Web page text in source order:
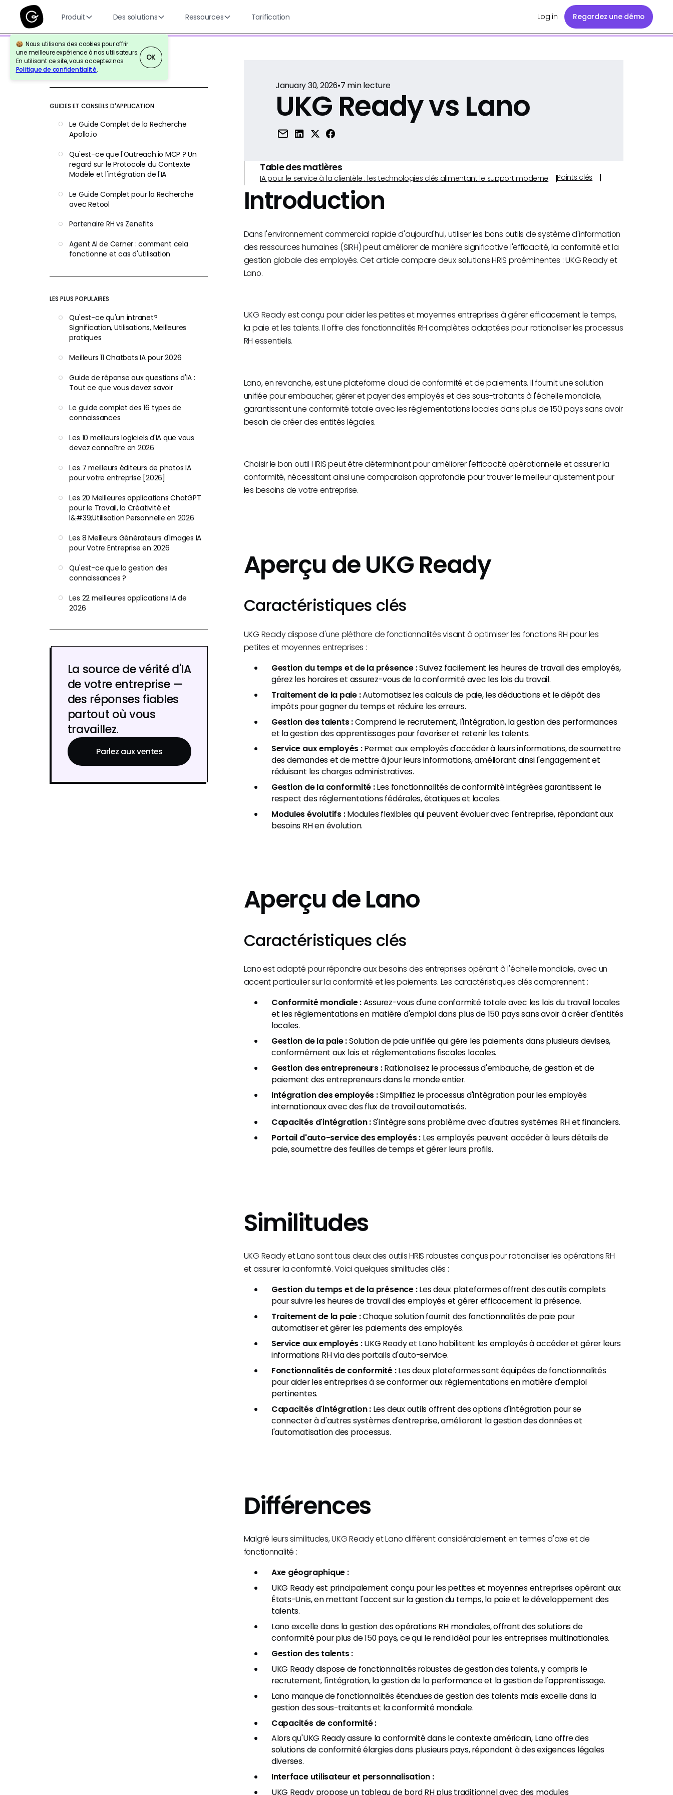
Produit Des solutions Ressources Tarification Log in Regardez une démo
Nous utilisons des cookies pour offrir
une meilleure expérience à nos utilisateurs.
En utilisant ce site, vous acceptez nos
Politique de confidentialité.
OK
Retour à la référence
GUIDES ET CONSEILS D'APPLICATION
Le Guide Complet de la Recherche
Apollo.io
Qu'est-ce que l'Outreach.io MCP ? Un
regard sur le Protocole du Contexte
Modèle et l'intégration de l'IA
Le Guide Complet pour la Recherche
avec Retool
Partenaire RH vs Zenefits
Agent AI de Cerner : comment cela
fonctionne et cas d'utilisation
LES PLUS POPULAIRES
Qu'est-ce qu'un intranet?
Signification, Utilisations, Meilleures
pratiques
Meilleurs 11 Chatbots IA pour 2026
Guide de réponse aux questions d'IA :
Tout ce que vous devez savoir
Le guide complet des 16 types de
connaissances
Les 10 meilleurs logiciels d'IA que vous
devez connaître en 2026
Les 7 meilleurs éditeurs de photos IA
pour votre entreprise [2026]
Les 20 Meilleures applications ChatGPT
pour le Travail, la Créativité et
l&#39;Utilisation Personnelle en 2026
Les 8 Meilleurs Générateurs d'Images IA
pour Votre Entreprise en 2026
Qu'est-ce que la gestion des
connaissances ?
Les 22 meilleures applications IA de
2026
La source de vérité d'IA
de votre entreprise —
des réponses fiables
partout où vous
travaillez.
Parlez aux ventes
January 30, 2026•7 min lecture
UKG Ready vs Lano
Table des matières
IA pour le service à la clientèle : les technologies clés alimentant le support moderne Points clés
Introduction
Dans l'environnement commercial rapide d'aujourd'hui, utiliser les bons outils de système d'information
des ressources humaines (SIRH) peut améliorer de manière significative l'efficacité, la conformité et la
gestion globale des employés. Cet article compare deux solutions HRIS proéminentes : UKG Ready et
Lano.
UKG Ready est conçu pour aider les petites et moyennes entreprises à gérer efficacement le temps,
la paie et les talents. Il offre des fonctionnalités RH complètes adaptées pour rationaliser les processus
RH essentiels.
Lano, en revanche, est une plateforme cloud de conformité et de paiements. Il fournit une solution
unifiée pour embaucher, gérer et payer des employés et des sous-traitants à l'échelle mondiale,
garantissant une conformité totale avec les réglementations locales dans plus de 150 pays sans avoir
besoin de créer des entités légales.
Choisir le bon outil HRIS peut être déterminant pour améliorer l'efficacité opérationnelle et assurer la
conformité, nécessitant ainsi une comparaison approfondie pour trouver le meilleur ajustement pour
les besoins de votre entreprise.
Aperçu de UKG Ready
Caractéristiques clés
UKG Ready dispose d'une pléthore de fonctionnalités visant à optimiser les fonctions RH pour les
petites et moyennes entreprises :
Gestion du temps et de la présence :Suivez facilement les heures de travail des employés,
gérez les horaires et assurez-vous de la conformité avec les lois du travail.
Traitement de la paie :Automatisez les calculs de paie, les déductions et le dépôt des
impôts pour gagner du temps et réduire les erreurs.
Gestion des talents :Comprend le recrutement, l'intégration, la gestion des performances
et la gestion des apprentissages pour favoriser et retenir les talents.
Service aux employés :Permet aux employés d'accéder à leurs informations, de soumettre
des demandes et de mettre à jour leurs informations, améliorant ainsi l'engagement et
réduisant les charges administratives.
Gestion de la conformité :Les fonctionnalités de conformité intégrées garantissent le
respect des réglementations fédérales, étatiques et locales.
Modules évolutifs :Modules flexibles qui peuvent évoluer avec l'entreprise, répondant aux
besoins RH en évolution.
Aperçu de Lano
Caractéristiques clés
Lano est adapté pour répondre aux besoins des entreprises opérant à l'échelle mondiale, avec un
accent particulier sur la conformité et les paiements. Les caractéristiques clés comprennent :
Conformité mondiale :Assurez-vous d'une conformité totale avec les lois du travail locales
et les réglementations en matière d'emploi dans plus de 150 pays sans avoir à créer d'entités
locales.
Gestion de la paie :Solution de paie unifiée qui gère les paiements dans plusieurs devises,
conformément aux lois et réglementations fiscales locales.
Gestion des entrepreneurs :Rationalisez le processus d'embauche, de gestion et de
paiement des entrepreneurs dans le monde entier.
Intégration des employés :Simplifiez le processus d'intégration pour les employés
internationaux avec des flux de travail automatisés.
Capacités d'intégration :S'intègre sans problème avec d'autres systèmes RH et financiers.
Portail d'auto-service des employés : Les employés peuvent accéder à leurs détails de
paie, soumettre des feuilles de temps et gérer leurs profils.
Similitudes
UKG Ready et Lano sont tous deux des outils HRIS robustes conçus pour rationaliser les opérations RH
et assurer la conformité. Voici quelques similitudes clés :
Gestion du temps et de la présence :Les deux plateformes offrent des outils complets
pour suivre les heures de travail des employés et gérer efficacement la présence.
Traitement de la paie :Chaque solution fournit des fonctionnalités de paie pour
automatiser et gérer les paiements des employés.
Service aux employés :UKG Ready et Lano habilitent les employés à accéder et gérer leurs
informations RH via des portails d'auto-service.
Fonctionnalités de conformité :Les deux plateformes sont équipées de fonctionnalités
pour aider les entreprises à se conformer aux réglementations en matière d'emploi
pertinentes.
Capacités d'intégration :Les deux outils offrent des options d'intégration pour se
connecter à d'autres systèmes d'entreprise, améliorant la gestion des données et
l'automatisation des processus.
Différences
Malgré leurs similitudes, UKG Ready et Lano diffèrent considérablement en termes d'axe et de
fonctionnalité :
Axe géographique :
UKG Ready est principalement conçu pour les petites et moyennes entreprises opérant aux
États-Unis, en mettant l'accent sur la gestion du temps, la paie et le développement des
talents.
Lano excelle dans la gestion des opérations RH mondiales, offrant des solutions de
conformité pour plus de 150 pays, ce qui le rend idéal pour les entreprises multinationales.
Gestion des talents :
UKG Ready dispose de fonctionnalités robustes de gestion des talents, y compris le
recrutement, l'intégration, la gestion de la performance et la gestion de l'apprentissage.
Lano manque de fonctionnalités étendues de gestion des talents mais excelle dans la
gestion des sous-traitants et la conformité mondiale.
Capacités de conformité :
Alors qu'UKG Ready assure la conformité dans le contexte américain, Lano offre des
solutions de conformité élargies dans plusieurs pays, répondant à des exigences légales
diverses.
Interface utilisateur et personnalisation :
UKG Ready propose un tableau de bord RH plus traditionnel avec des modules